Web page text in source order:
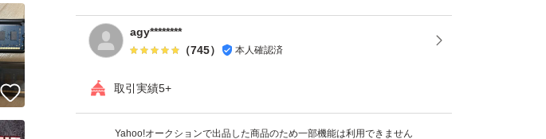
agy********
（745） 本人確認済
取引実績5+
Yahoo!オークションで出品した商品のため一部機能は利用できません
いいね！